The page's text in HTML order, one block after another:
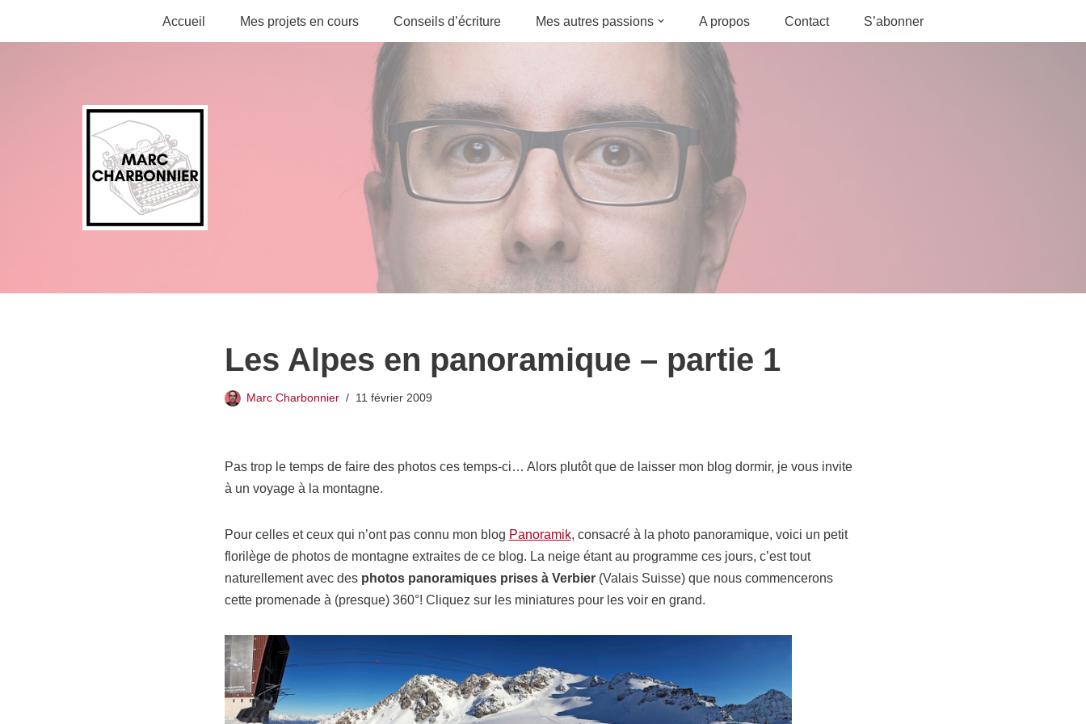
Aller
Accueil Mes projets en cours Conseils d’écriture Mes autres passions A propos Contact S’abonner
Les Alpes en panoramique – partie 1
Marc Charbonnier 11 février 2009
Pas trop le temps de faire des photos ces temps-ci… Alors plutôt que de laisser mon blog dormir, je vous invite
à un voyage à la montagne.
Pour celles et ceux qui n’ont pas connu mon blog Panoramik, consacré à la photo panoramique, voici un petit
florilège de photos de montagne extraites de ce blog. La neige étant au programme ces jours, c’est tout
naturellement avec des photos panoramiques prises à Verbier(Valais Suisse) que nous commencerons
cette promenade à (presque) 360°! Cliquez sur les miniatures pour les voir en grand.